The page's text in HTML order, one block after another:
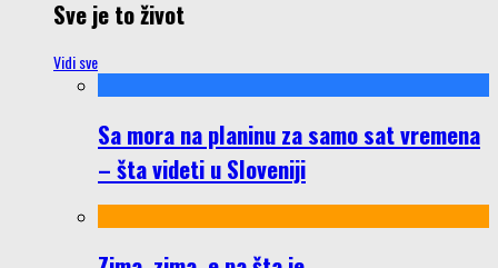
Sve je to život
Vidi sve
Sa mora na planinu za samo sat vremena
– šta videti u Sloveniji